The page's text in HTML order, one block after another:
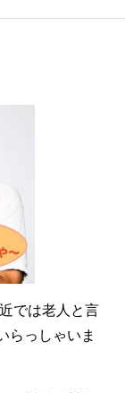
では老人と言
らっしゃいま